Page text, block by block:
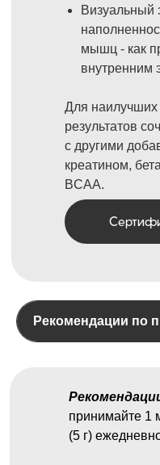
Визуальный
мышц - как
внутренним
Для наилучших
результатов
с другими
креатином,
BCAA.
принимайте 1
(5 г)